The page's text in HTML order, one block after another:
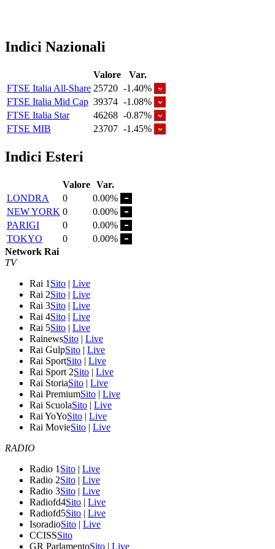
Indici Nazionali
Valore
Var.
FTSE Italia All-Share 25720 -1.40%
FTSE Italia Mid Cap 39374 -1.08%
FTSE Italia Star
46268 -0.87%
FTSE MIB
23707 -1.45%
Indici Esteri
Valore Var.
LONDRA
0
0.00%
NEW YORK 0
0.00%
PARIGI
0
0.00%
TOKYO
0
0.00%
Network Rai
TV
Rai 1 Sito | Live
Rai 2Sito | Live
Rai 3Sito | Live
Rai 4Sito | Live
Rai 5Sito | Live
RainewsSito | Live
Rai GulpSito | Live
Rai SportSito | Live
Rai Sport 2Sito | Live
Rai StoriaSito | Live
Rai PremiumSito | Live
Rai ScuolaSito | Live
Rai YoYoSito | Live
Rai MovieSito | Live
RADIO
Radio 1 Sito | Live
Radio 2Sito | Live
Radio 3Sito | Live
Radiofd4Sito | Live
Radiofd5Sito | Live
IsoradioSito | Live
CCISSSito
GR ParlamentoSito | Live